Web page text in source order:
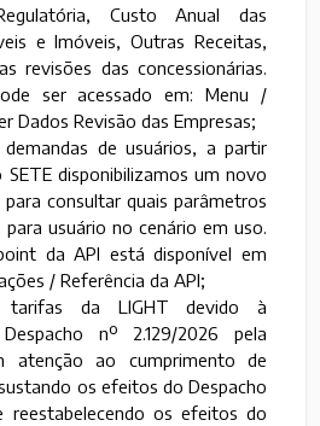
Custo Anual das
e Imóveis, Outras Receitas,
revisões das concessionárias.
ser acessado em: Menu /
Dados Revisão das Empresas;
de usuários, a partir
disponibilizamos um novo
consultar quais parâmetros
usuário no cenário em uso.
da API está disponível em
/ Referência da API;
tarifas da LIGHT devido à
nº 2.129/2026 pela
atenção ao cumprimento de
os efeitos do Despacho
reestabelecendo os efeitos do